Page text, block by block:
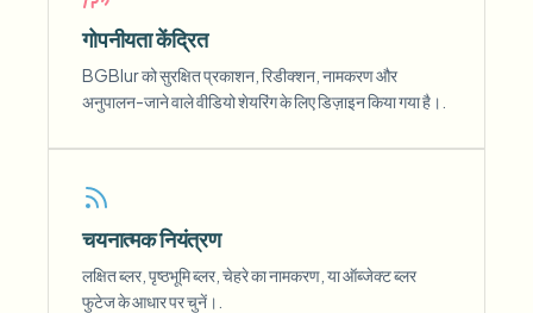
गोपनीयता केंद्रित
BGBlur को सुरक्षित प्रकाशन, रिडीक्शन, नामकरण और
अनुपालन-जाने वाले वीडियो शेयरिंग के लिए डिज़ाइन किया गया है।.
चयनात्मक नियंत्रण
लक्षित ब्लर, पृष्ठभूमि ब्लर, चेहरे का नामकरण, या ऑब्जेक्ट ब्लर
फुटेज के आधार पर चुनें।.